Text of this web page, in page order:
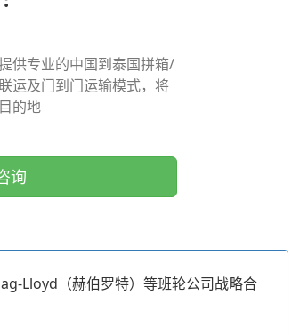
供专业的中国到泰国拼箱/
运及门到门运输模式，将
的地
询
Lloyd（赫伯罗特）等班轮公司战略合